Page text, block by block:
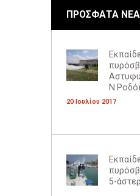
ΠΡΟΣΦΑΤΑ ΝΕΑ
20 Ιουλίου 2017
5-